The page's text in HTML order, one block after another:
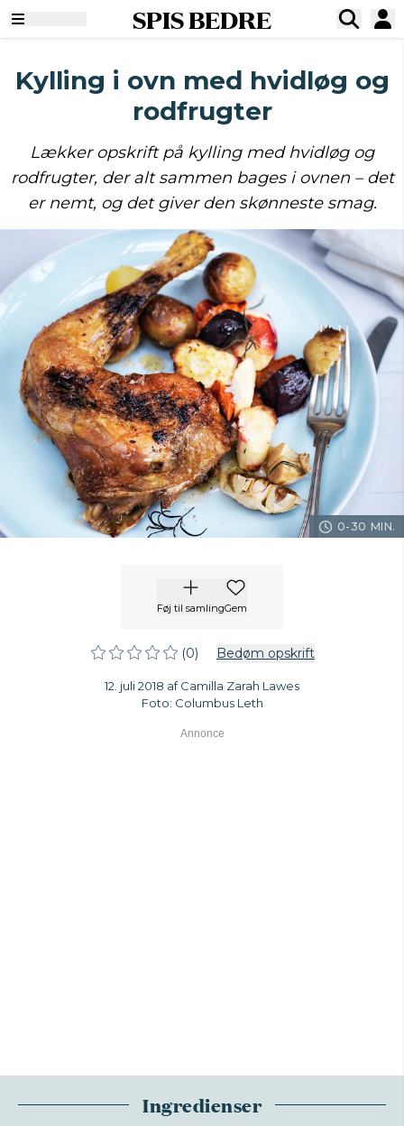
SPIS BEDRE
Kylling i ovn med hvidløg og
rodfrugter
Lækker opskrift på kylling med hvidløg og
rodfrugter, der alt sammen bages i ovnen – det
er nemt, og det giver den skønneste smag.
0-30 MIN.
Føj til samlingGem
(0) Bedøm opskrift
12. juli 2018 af Camilla Zarah Lawes
Foto: Columbus Leth
Ingredienser